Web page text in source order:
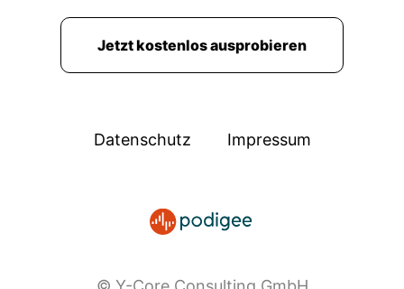
Jetzt kostenlos ausprobieren
Datenschutz Impressum